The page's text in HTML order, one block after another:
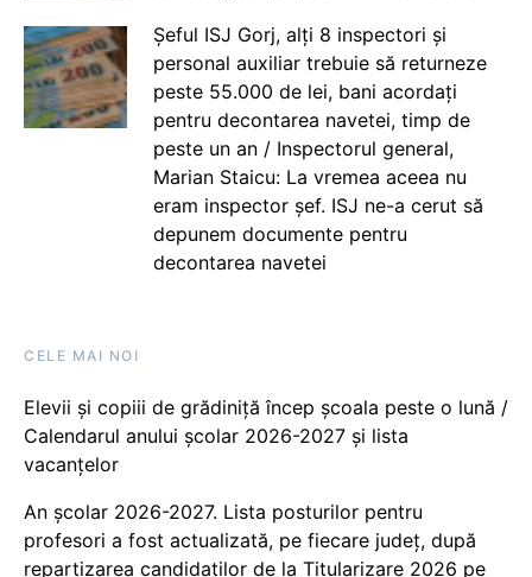
Șeful ISJ Gorj, alți 8 inspectori și
personal auxiliar trebuie să returneze
peste 55.000 de lei, bani acordați
pentru decontarea navetei, timp de
peste un an / Inspectorul general,
Marian Staicu: La vremea aceea nu
eram inspector șef. ISJ ne-a cerut să
depunem documente pentru
decontarea navetei
CELE MAI NOI
Elevii și copiii de grădiniță încep școala peste o lună /
Calendarul anului școlar 2026-2027 și lista
vacanțelor
An școlar 2026-2027. Lista posturilor pentru
profesori a fost actualizată, pe fiecare județ, după
repartizarea candidaților de la Titularizare 2026 pe